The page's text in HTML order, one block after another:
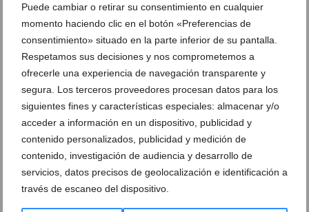
Puede cambiar o retirar su consentimiento en cualquier
momento haciendo clic en el botón «Preferencias de
consentimiento» situado en la parte inferior de su pantalla.
Respetamos sus decisiones y nos comprometemos a
ofrecerle una experiencia de navegación transparente y
segura. Los terceros proveedores procesan datos para los
siguientes fines y características especiales: almacenar y/o
acceder a información en un dispositivo, publicidad y
contenido personalizados, publicidad y medición de
contenido, investigación de audiencia y desarrollo de
servicios, datos precisos de geolocalización e identificación a
través de escaneo del dispositivo.
Newsletter